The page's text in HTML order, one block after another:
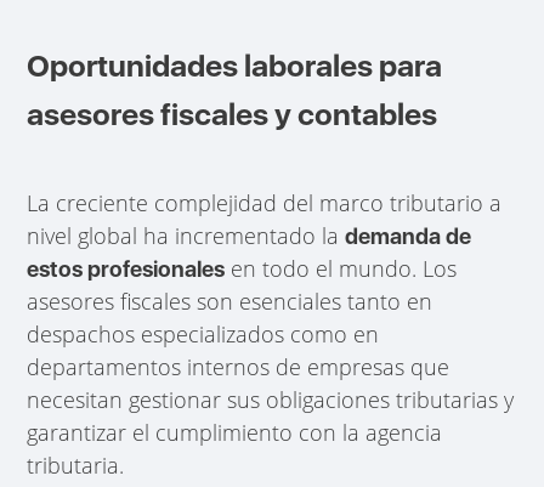
Oportunidades laborales para
asesores fiscales y contables
La creciente complejidad del marco tributario a
nivel global ha incrementado lademanda de
estos profesionales en todo el mundo. Los
asesores fiscales son esenciales tanto en
despachos especializados como en
departamentos internos de empresas que
necesitan gestionar sus obligaciones tributarias y
garantizar el cumplimiento con la agencia
tributaria.